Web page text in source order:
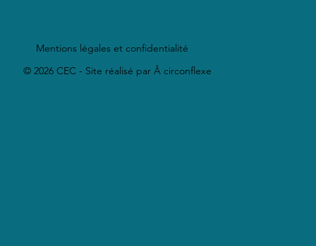
Mentions légales et confidentialité
© 2026 CEC - Site réalisé par Â circonflexe